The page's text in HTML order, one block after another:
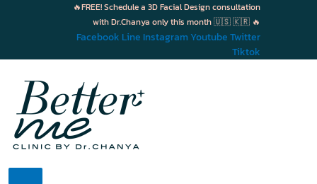
🔥FREE! Schedule a 3D Facial Design consultation
with Dr.Chanya only this month 🇺🇸 🇰🇷 🔥
Facebook Line Instagram Youtube Twitter
Tiktok